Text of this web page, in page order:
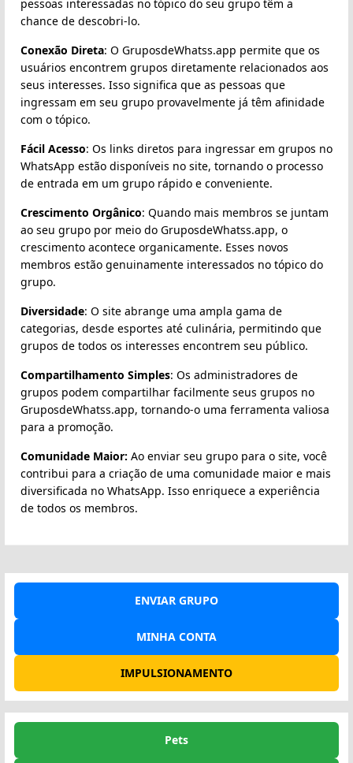
pessoas interessadas no tópico do seu grupo têm a
chance de descobri-lo.
Conexão Direta: O GruposdeWhatss.app permite que os
usuários encontrem grupos diretamente relacionados aos
seus interesses. Isso significa que as pessoas que
ingressam em seu grupo provavelmente já têm afinidade
com o tópico.
Fácil Acesso: Os links diretos para ingressar em grupos no
WhatsApp estão disponíveis no site, tornando o processo
de entrada em um grupo rápido e conveniente.
Crescimento Orgânico: Quando mais membros se juntam
ao seu grupo por meio do GruposdeWhatss.app, o
crescimento acontece organicamente. Esses novos
membros estão genuinamente interessados no tópico do
grupo.
Diversidade: O site abrange uma ampla gama de
categorias, desde esportes até culinária, permitindo que
grupos de todos os interesses encontrem seu público.
Compartilhamento Simples: Os administradores de
grupos podem compartilhar facilmente seus grupos no
GruposdeWhatss.app, tornando-o uma ferramenta valiosa
para a promoção.
Comunidade Maior: Ao enviar seu grupo para o site, você
contribui para a criação de uma comunidade maior e mais
diversificada no WhatsApp. Isso enriquece a experiência
de todos os membros.
ENVIAR GRUPO
MINHA CONTA
IMPULSIONAMENTO
Pets